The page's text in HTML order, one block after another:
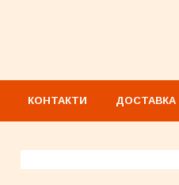
КОНТАКТИ ДОСТАВКА